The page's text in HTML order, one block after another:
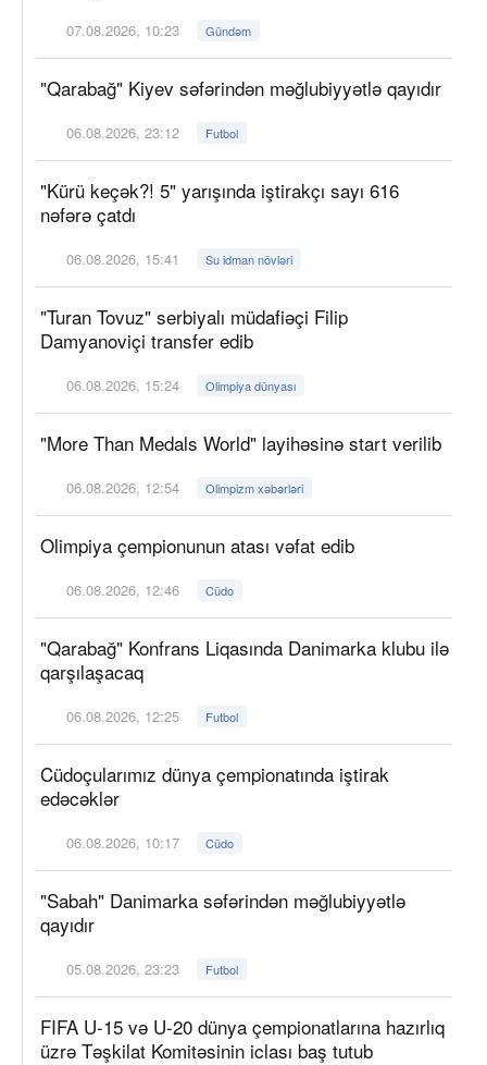
07.08.2026, 10:23 Gündəm
"Qarabağ" Kiyev səfərindən məğlubiyyətlə qayıdır
06.08.2026, 23:12 Futbol
"Kürü keçək?! 5" yarışında iştirakçı sayı 616
nəfərə çatdı
06.08.2026, 15:41 Su idman növləri
"Turan Tovuz" serbiyalı müdafiəçi Filip
Damyanoviçi transfer edib
06.08.2026, 15:24 Olimpiya dünyası
"More Than Medals World" layihəsinə start verilib
06.08.2026, 12:54 Olimpizm xəbərləri
Olimpiya çempionunun atası vəfat edib
06.08.2026, 12:46 Cüdo
"Qarabağ" Konfrans Liqasında Danimarka klubu ilə
qarşılaşacaq
06.08.2026, 12:25 Futbol
Cüdoçularımız dünya çempionatında iştirak
edəcəklər
06.08.2026, 10:17 Cüdo
"Sabah" Danimarka səfərindən məğlubiyyətlə
qayıdır
05.08.2026, 23:23 Futbol
FIFA U-15 və U-20 dünya çempionatlarına hazırlıq
üzrə Təşkilat Komitəsinin iclası baş tutub